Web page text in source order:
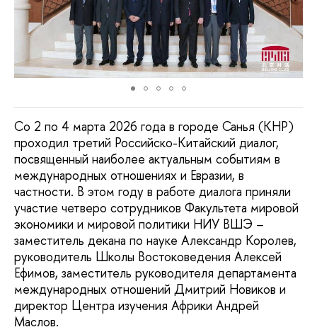
Со 2 по 4 марта 2026 года в городе Санья (КНР)
проходил третий Российско-Китайский диалог,
посвященный наиболее актуальным событиям в
международных отношениях и Евразии, в
частности. В этом году в работе диалога приняли
участие четверо сотрудников Факультета мировой
экономики и мировой политики НИУ ВШЭ –
заместитель декана по науке Александр Королев,
руководитель Школы Востоковедения Алексей
Ефимов, заместитель руководителя департамента
международных отношений Дмитрий Новиков и
директор Центра изучения Африки Андрей
Маслов.